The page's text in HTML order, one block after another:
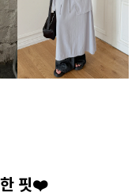
한 핏❤️